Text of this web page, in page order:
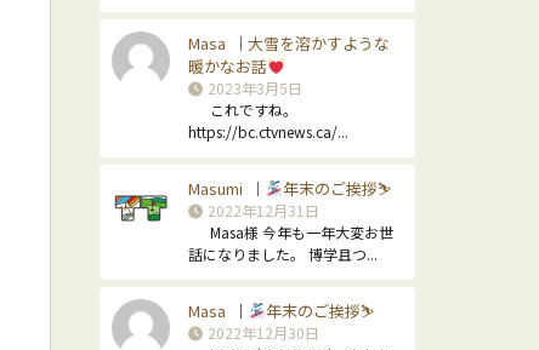
Masa ｜ 大雪を溶かすような
暖かなお話
2023年3月5日
これですね。
https://bc.ctvnews.ca/...
Masumi ｜ 年末のご挨拶⛷
2022年12月31日
Masa様 今年も一年大変お世
話になりました。 博学且つ...
Masa ｜ 年末のご挨拶⛷
2022年12月30日